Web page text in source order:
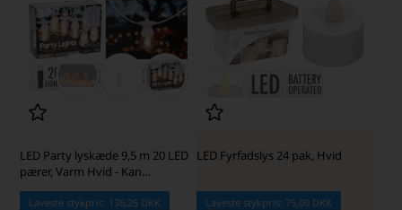
LED Party lyskæde 9,5 m 20 LED
pærer, Varm Hvid - Kan
Laveste stykpris: 136,25 DKK
LED Fyrfadslys 24 pak, Hvid
Laveste stykpris: 75,00 DKK